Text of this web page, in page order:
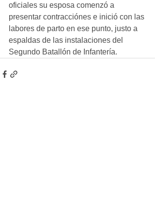
oficiales su esposa comenzó a
presentar contracciónes e inició con las
labores de parto en ese punto, justo a
espaldas de las instalaciones del
Segundo Batallón de Infantería.